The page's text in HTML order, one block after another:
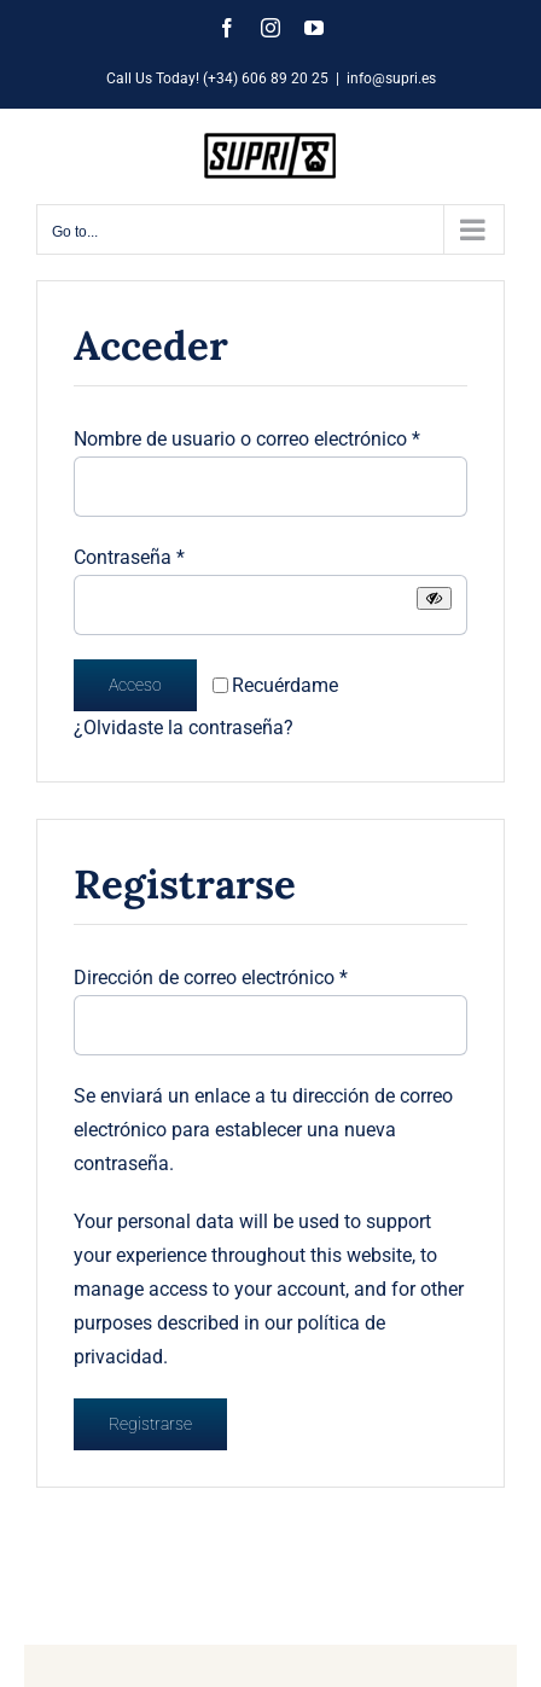
FacebookInstagramYouTube
Call Us Today! (+34) 606 89 20 25 info@supri.es
Go to...
Acceder
Nombre de usuario o correo electrónico *Obligatorio
Contraseña *Obligatorio
Recuérdame
Acceso
¿Olvidaste la contraseña?
Registrarse
Dirección de correo electrónico *Obligatorio
Se enviará un enlace a tu dirección de correo
electrónico para establecer una nueva
contraseña.
Your personal data will be used to support
your experience throughout this website, to
manage access to your account, and for other
purposes described in our política de
privacidad.
Registrarse